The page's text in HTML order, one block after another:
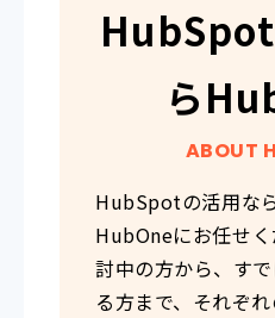
ら
ABOUT
HubSpotの活用な
HubOneにお任せ
討中の方から、す
る方まで、それぞ